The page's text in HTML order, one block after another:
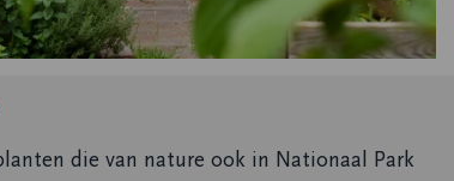
die van nature ook in Nationaal Park